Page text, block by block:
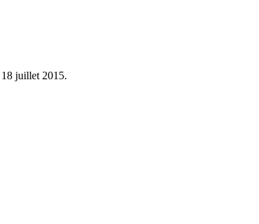
18 juillet 2015.